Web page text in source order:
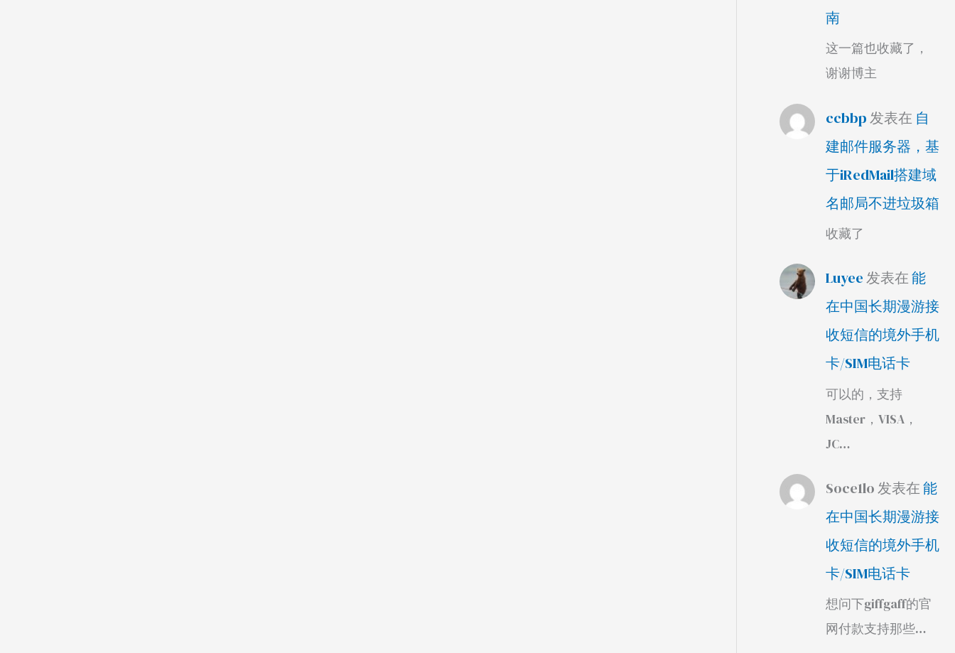
南
这一篇也收藏了，
谢谢博主
ccbbp发表在 自
建邮件服务器，基
于iRedMail搭建域
名邮局不进垃圾箱
收藏了
Luyee发表在能
在中国长期漫游接
收短信的境外手机
卡/SIM电话卡
可以的，支持
Master，VISA，
JC…
Soce1lo发表在能
在中国长期漫游接
收短信的境外手机
卡/SIM电话卡
想问下giffgaff的官
网付款支持那些…